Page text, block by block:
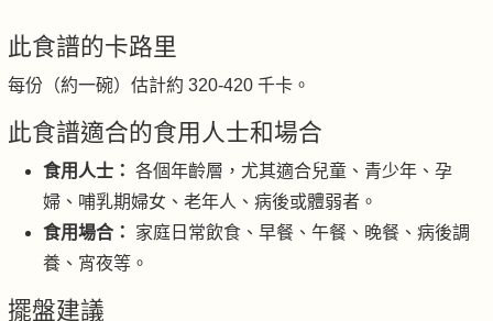
此食譜的卡路里
每份（約一碗）估計約 320-420 千卡。
此食譜適合的食用人士和場合
食用人士： 各個年齡層，尤其適合兒童、青少年、孕
婦、哺乳期婦女、老年人、病後或體弱者。
食用場合：
家庭日常飲食、早餐、午餐、晚餐、病後調
養、宵夜等。
擺盤建議